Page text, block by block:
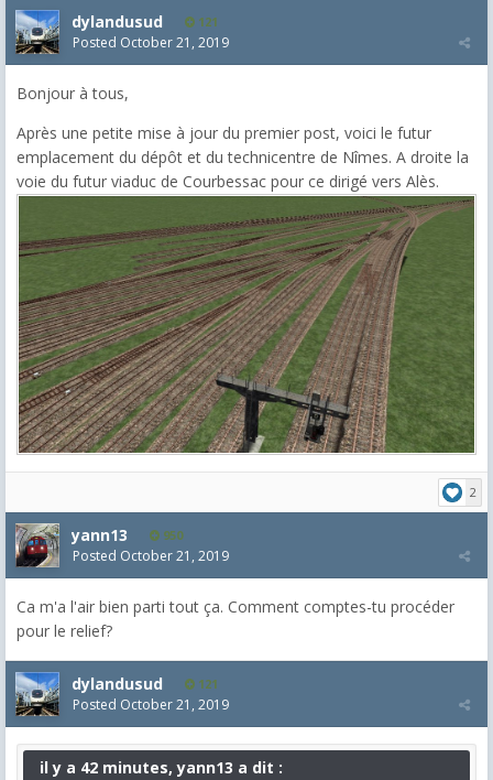
dylandusud 121
Posted October 21, 2019
Bonjour à tous,
Après une petite mise à jour du premier post, voici le futur
emplacement du dépôt et du technicentre de Nîmes. A droite la
voie du futur viaduc de Courbessac pour ce dirigé vers Alès.
2
yann13 950
Posted October 21, 2019
Ca m'a l'air bien parti tout ça. Comment comptes-tu procéder
pour le relief?
dylandusud 121
Posted October 21, 2019
il y a 42 minutes, yann13 a dit :